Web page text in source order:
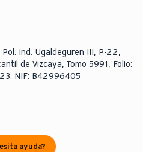
Ind. Ugaldeguren III, P-22,
de Vizcaya, Tomo 5991, Folio:
NIF: B42996405
ayuda?